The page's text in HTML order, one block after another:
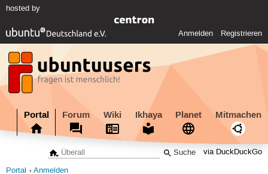
hosted by
Anmelden Registrieren
Portal Forum Wiki Ikhaya Planet Mitmachen
via DuckDuckGo
Portal Anmelden